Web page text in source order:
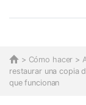
> Cómo hacer >
restaurar una copia
que funcionan